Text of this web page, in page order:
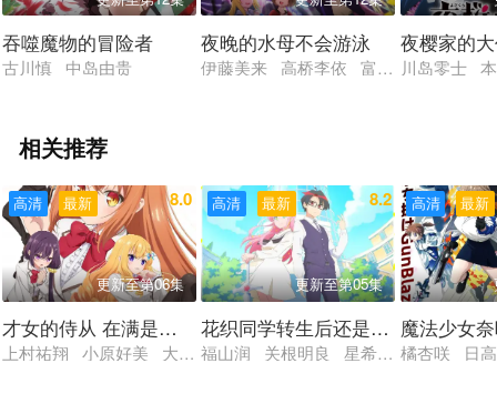
吞噬魔物的冒险者
古川慎 中岛由贵
夜晚的水母不会游泳
伊藤美来 高桥李依 富田美忧 岛袋
夜樱家的
川岛零士
相关推荐
最新
高清 8.0
更新至第06集
才女的侍从 在满是高岭之花的贵族学校暗中照顾（毫无生
上村祐翔 小原好美 大西沙织 土屋李央 小清水亚美
最新
高清 8.2
更新至第05集
花织同学转生后还是想干架
福山润 关根明良 星希成奏 上田瞳
最新
高清
魔法少女
橘杏咲 日